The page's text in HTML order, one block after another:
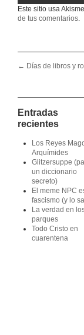
Este sitio usa
de tus comentarios.
Post navigation
← Días de libros y
Entradas
recientes
Los Reyes
Arquímides
Glitzersuppe
un diccionario
secreto)
El meme NPC
fascismo (y lo
La verdad en
parques
Todo Cristo en
cuarentena